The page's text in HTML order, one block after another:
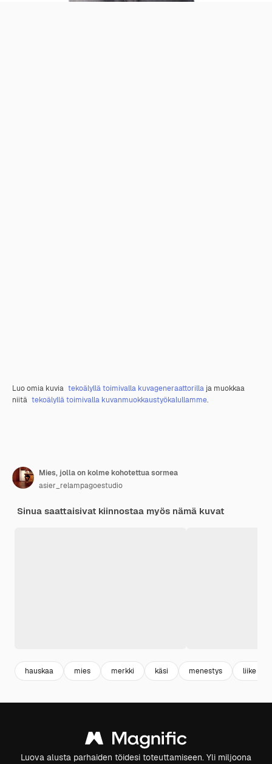
Luo omia kuvia tekoälyllä toimivalla kuvageneraattorilla ja muokkaa
niitä tekoälyllä toimivalla kuvanmuokkaustyökalullamme.
Mies, jolla on kolme kohotettua sormea
asier_relampagoestudio
Sinua saattaisivat kiinnostaa myös nämä kuvat
hauskaa mies merkki käsi menestys liike
Luova alusta parhaiden töidesi toteuttamiseen. Yli miljoona